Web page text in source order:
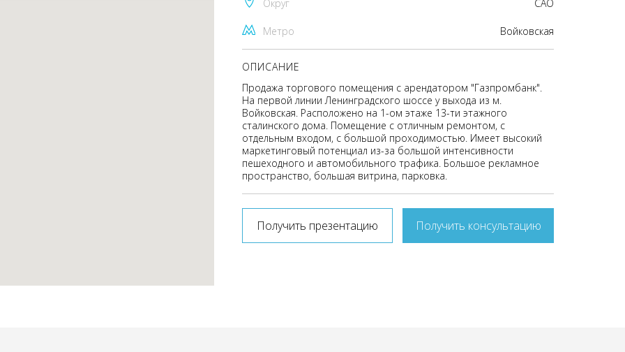
Округ CАО
Метро Войковская
ОПИСАНИЕ
Продажа торгового помещения с арендатором "Газпромбанк".
На первой линии Ленинградского шоссе у выхода из м.
Войковская. Расположено на 1-ом этаже 13-ти этажного
сталинского дома. Помещение с отличным ремонтом, с
отдельным входом, с большой проходимостью. Имеет высокий
маркетинговый потенциал из-за большой интенсивности
пешеходного и автомобильного трафика. Большое рекламное
пространство, большая витрина, парковка.
Получить презентацию Получить консультацию